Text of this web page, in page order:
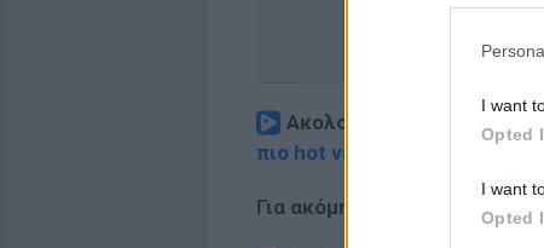
I want
Opted
I want
Opted
Ακολουθήστε το E-
πιο hot νέα
Για ακόμη περισσότερα νέα ,